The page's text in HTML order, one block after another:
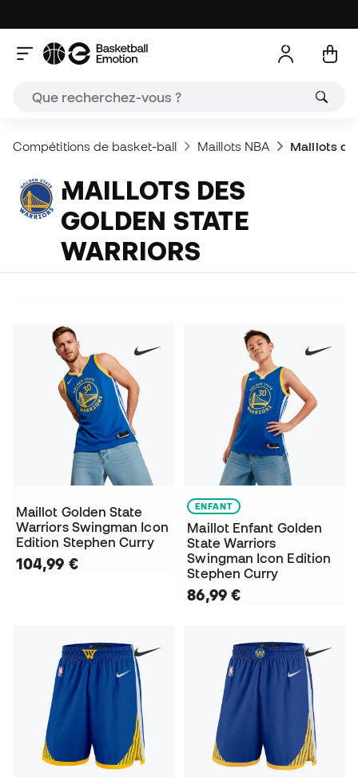
Compétitions de basket-ball Maillots NBA Maillots
MAILLOTS DES
GOLDEN STATE
WARRIORS
Maillot Golden State
Warriors Swingman Icon
Edition Stephen Curry
104,99 €
ENFANT
Maillot Enfant Golden
State Warriors
Swingman Icon Edition
Stephen Curry
86,99 €